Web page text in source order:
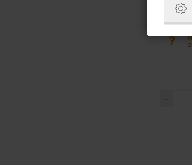
objemom